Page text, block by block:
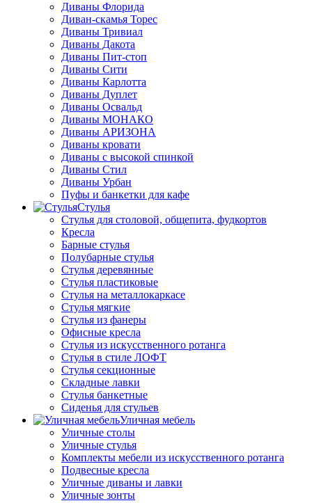
Диваны Флорида
Диван-скамья Торес
Диваны Тривиал
Диваны Дакота
Диваны Пит-стоп
Диваны Сити
Диваны Карлотта
Диваны Дуплет
Диваны Освальд
Диваны МОНАКО
Диваны АРИЗОНА
Диваны кровати
Диваны с высокой спинкой
Диваны Стил
Диваны Урбан
Пуфы и банкетки для кафе
Стулья
Стулья для столовой, общепита, фудкортов
Кресла
Барные стулья
Полубарные стулья
Стулья деревянные
Стулья пластиковые
Стулья на металлокаркасе
Стулья мягкие
Стулья из фанеры
Офисные кресла
Стулья из искусственного ротанга
Стулья в стиле ЛОФТ
Стулья секционные
Складные лавки
Стулья банкетные
Сиденья для стульев
Уличная мебель
Уличные столы
Уличные стулья
Комплекты мебели из искусственного ротанга
Подвесные кресла
Уличные диваны и лавки
Уличные зонты